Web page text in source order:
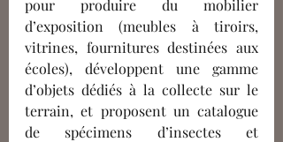
pour produire du mobilier
d’exposition (meubles à tiroirs,
vitrines, fournitures destinées aux
écoles), développent une gamme
d’objets dédiés à la collecte sur le
terrain, et proposent un catalogue
de spécimens d’insectes et